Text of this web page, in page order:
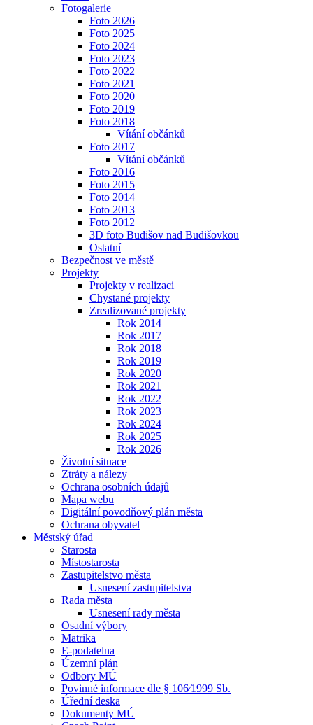
Fotogalerie
Foto 2026
Foto 2025
Foto 2024
Foto 2023
Foto 2022
Foto 2021
Foto 2020
Foto 2019
Foto 2018
Vítání občánků
Foto 2017
Vítání občánků
Foto 2016
Foto 2015
Foto 2014
Foto 2013
Foto 2012
3D foto Budišov nad Budišovkou
Ostatní
Bezpečnost ve městě
Projekty
Projekty v realizaci
Chystané projekty
Zrealizované projekty
Rok 2014
Rok 2017
Rok 2018
Rok 2019
Rok 2020
Rok 2021
Rok 2022
Rok 2023
Rok 2024
Rok 2025
Rok 2026
Životní situace
Ztráty a nálezy
Ochrana osobních údajů
Mapa webu
Digitální povodňový plán města
Ochrana obyvatel
Městský úřad
Starosta
Místostarosta
Zastupitelstvo města
Usnesení zastupitelstva
Rada města
Usnesení rady města
Osadní výbory
Matrika
E-podatelna
Územní plán
Odbory MÚ
Povinné informace dle § 106⁄1999 Sb.
Úřední deska
Dokumenty MÚ